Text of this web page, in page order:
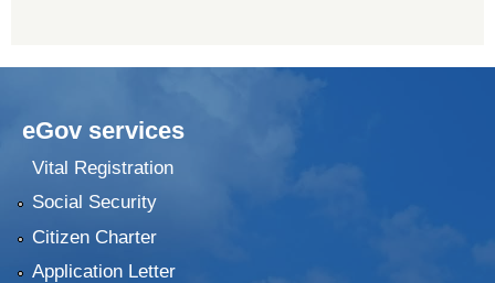
eGov services
Vital Registration
Social Security
Citizen Charter
Application Letter